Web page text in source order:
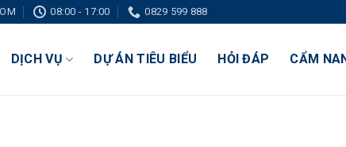
08:00 - 17:00 0829 599 888
DỊCH VỤ DỰ ÁN TIÊU BIỂU HỎI ĐÁP CẨM